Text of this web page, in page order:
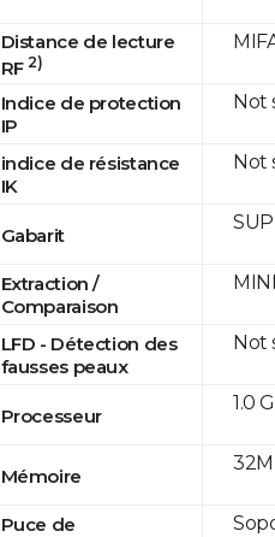
Distance de lecture
RF 2)
Indice de protection
IP
indice de résistance
IK
Gabarit
Extraction /
Comparaison
LFD - Détection des
fausses peaux
Processeur
Mémoire
Puce de
Not
Not
Not
1.0